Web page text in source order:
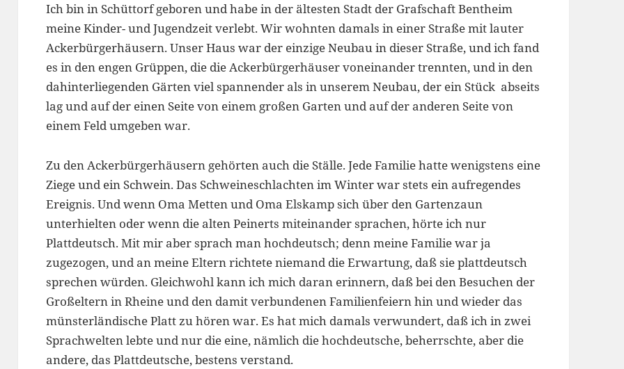
Ich bin in Schüttorf geboren und habe in der ältesten Stadt der Grafschaft Bentheim
meine Kinder- und Jugendzeit verlebt. Wir wohnten damals in einer Straße mit lauter
Ackerbürgerhäusern. Unser Haus war der einzige Neubau in dieser Straße, und ich fand
es in den engen Grüppen, die die Ackerbürgerhäuser voneinander trennten, und in den
dahinterliegenden Gärten viel spannender als in unserem Neubau, der ein Stück abseits
lag und auf der einen Seite von einem großen Garten und auf der anderen Seite von
einem Feld umgeben war.
Zu den Ackerbürgerhäusern gehörten auch die Ställe. Jede Familie hatte wenigstens eine
Ziege und ein Schwein. Das Schweineschlachten im Winter war stets ein aufregendes
Ereignis. Und wenn Oma Metten und Oma Elskamp sich über den Gartenzaun
unterhielten oder wenn die alten Peinerts miteinander sprachen, hörte ich nur
Plattdeutsch. Mit mir aber sprach man hochdeutsch; denn meine Familie war ja
zugezogen, und an meine Eltern richtete niemand die Erwartung, daß sie plattdeutsch
sprechen würden. Gleichwohl kann ich mich daran erinnern, daß bei den Besuchen der
Großeltern in Rheine und den damit verbundenen Familienfeiern hin und wieder das
münsterländische Platt zu hören war. Es hat mich damals verwundert, daß ich in zwei
Sprachwelten lebte und nur die eine, nämlich die hochdeutsche, beherrschte, aber die
andere, das Plattdeutsche, bestens verstand.